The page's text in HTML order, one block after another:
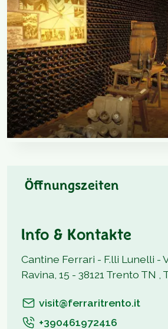
Öffnungszeiten
Info & Kontakte
Cantine Ferrari - F.lli Lunelli -
Ravina, 15 - 38121 Trento TN ,
visit@ferraritrento.it
+390461972416